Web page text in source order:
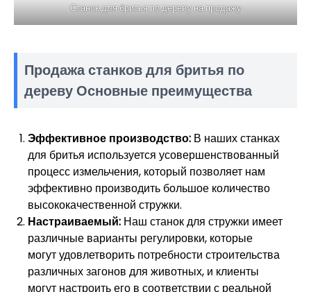
Станок для бритья по дереву на продажу
Продажа станков для бритья по
дереву Основные преимущества
Эффективное производство: В наших станках
для бритья используется усовершенствованный
процесс измельчения, который позволяет нам
эффективно производить большое количество
высококачественной стружки.
Настраиваемый: Наш станок для стружки имеет
различные варианты регулировки, которые
могут удовлетворить потребности строительства
различных загонов для животных, и клиенты
могут настроить его в соответствии с реальной